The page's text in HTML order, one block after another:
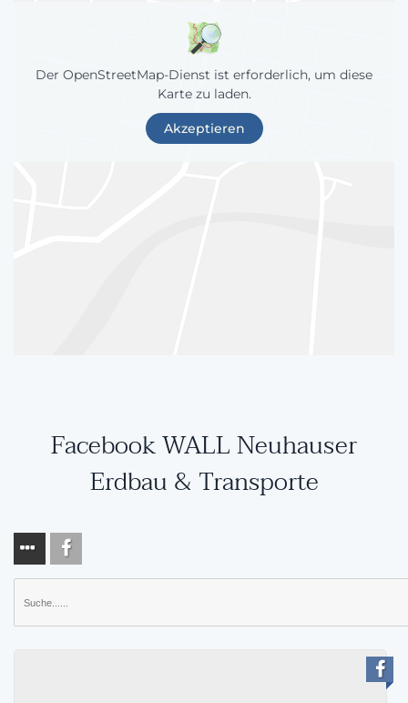
Der OpenStreetMap-Dienst ist erforderlich, um diese
Karte zu laden.
Akzeptieren
Facebook WALL Neuhauser
Erdbau & Transporte